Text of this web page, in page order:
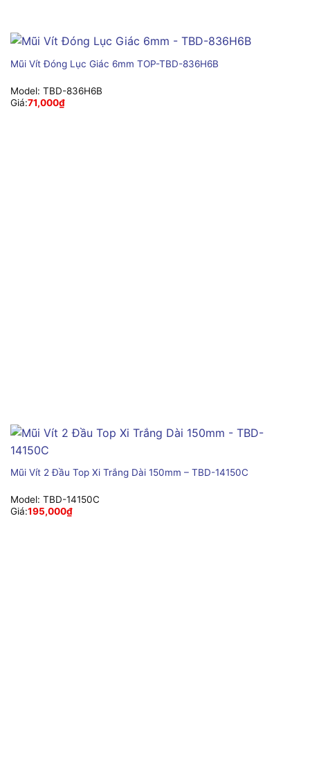
Mũi Vít Đóng Lục Giác 6mm TOP-TBD-836H6B
Model: TBD-836H6B
Giá:71,000₫
Mũi Vít 2 Đầu Top Xi Trắng Dài 150mm – TBD-14150C
Model: TBD-14150C
Giá:195,000₫